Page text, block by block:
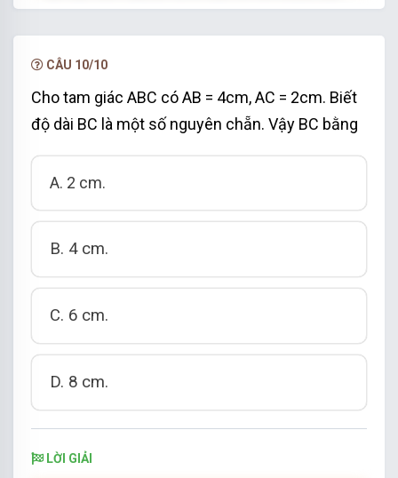
hạn.
CÂU 10/10
Cho tam giác ABC có AB = 4cm, AC = 2cm. Biết
độ dài BC là một số nguyên chẵn. Vậy BC bằng
A. 2 cm.
B. 4 cm.
C. 6 cm.
D. 8 cm.
LỜI GIẢI